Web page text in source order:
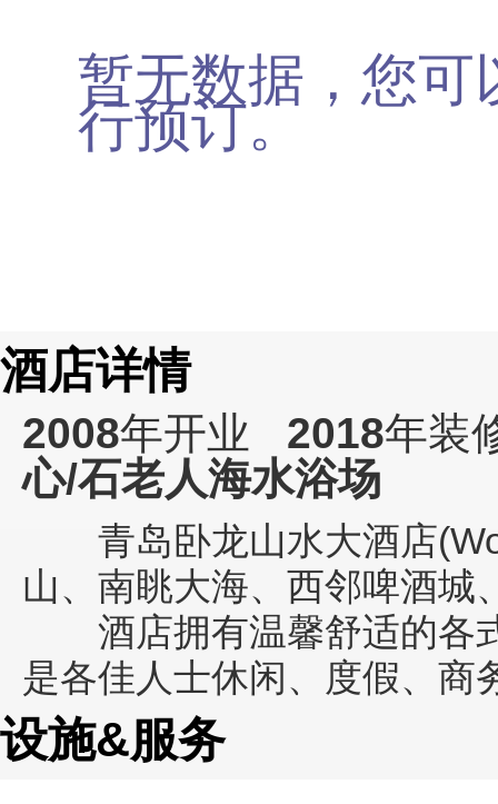
暂无数据，您可
行预订。
酒店详情
2008年开业 2018年装
心/石老人海水浴场
青岛卧龙山水大酒店
山、南眺大海、西邻啤酒城
酒店拥有温馨舒适的各
是各佳人士休闲、度假、商
设施&服务